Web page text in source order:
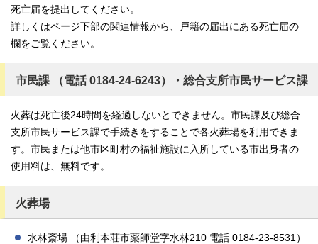
死亡届を提出してください。
詳しくはページ下部の関連情報から、戸籍の届出にある死亡届の
欄をご覧ください。
市民課 （電話 0184-24-6243）・総合支所市民サービス課
火葬は死亡後24時間を経過しないとできません。市民課及び総合
支所市民サービス課で手続きをすることで各火葬場を利用できま
す。市民または他市区町村の福祉施設に入所している市出身者の
使用料は、無料です。
火葬場
水林斎場 （由利本荘市薬師堂字水林210 電話 0184-23‐8531）